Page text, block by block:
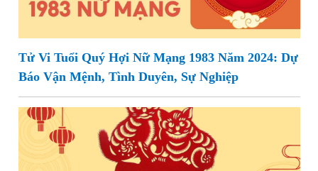
Tử Vi Tuổi Quý Hợi Nữ Mạng 1983 Năm 2024: Dự
Báo Vận Mệnh, Tình Duyên, Sự Nghiệp